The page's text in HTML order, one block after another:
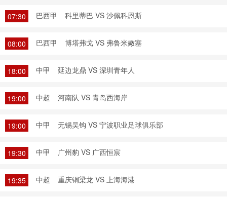
07:30 巴西甲 科里蒂巴 VS 沙佩科恩斯
08:00 巴西甲 博塔弗戈 VS 弗鲁米嫩塞
18:00 中甲 延边龙鼎 VS 深圳青年人
19:00 中超 河南队 VS 青岛西海岸
19:00 中甲 无锡吴钩 VS 宁波职业足球俱乐部
19:30 中甲 广州豹 VS 广西恒宸
19:35 中超 重庆铜梁龙 VS 上海海港